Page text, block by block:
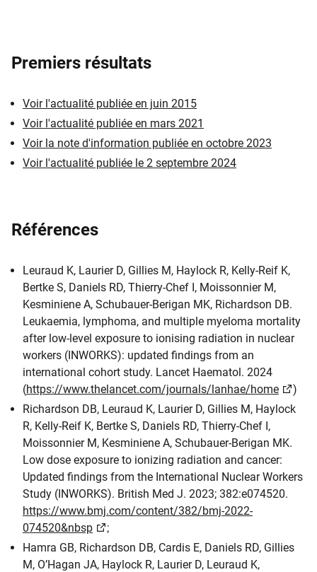
Premiers résultats
Voir l'actualité publiée en juin 2015
Voir l'actualité publiée en mars 2021
Voir la note d'information publiée en octobre 2023
Voir l'actualité publiée le 2 septembre 2024
Références
Leuraud K, Laurier D, Gillies M, Haylock R, Kelly-Reif K,
Bertke S, Daniels RD, Thierry-Chef I, Moissonnier M,
Kesminiene A, Schubauer-Berigan MK, Richardson DB.
Leukaemia, lymphoma, and multiple myeloma mortality
after low-level exposure to ionising radiation in nuclear
workers (INWORKS): updated findings from an
international cohort study. Lancet Haematol. 2024
(https://www.thelancet.com/journals/lanhae/home
)
Richardson DB, Leuraud K, Laurier D, Gillies M, Haylock
R, Kelly-Reif K, Bertke S, Daniels RD, Thierry-Chef I,
Moissonnier M, Kesminiene A, Schubauer-Berigan MK.
Low dose exposure to ionizing radiation and cancer:
Updated findings from the International Nuclear Workers
Study (INWORKS). British Med J. 2023; 382:e074520.
https://www.bmj.com/content/382/bmj-2022-
074520&nbsp
;
Hamra GB, Richardson DB, Cardis E, Daniels RD, Gillies
M, O’Hagan JA, Haylock R, Laurier D, Leuraud K,